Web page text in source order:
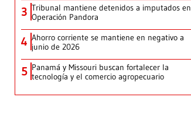
3 Tribunal mantiene detenidos a imputados en
Operación Pandora
4 Ahorro corriente se mantiene en negativo a
junio de 2026
5 Panamá y Missouri buscan fortalecer la
tecnología y el comercio agropecuario